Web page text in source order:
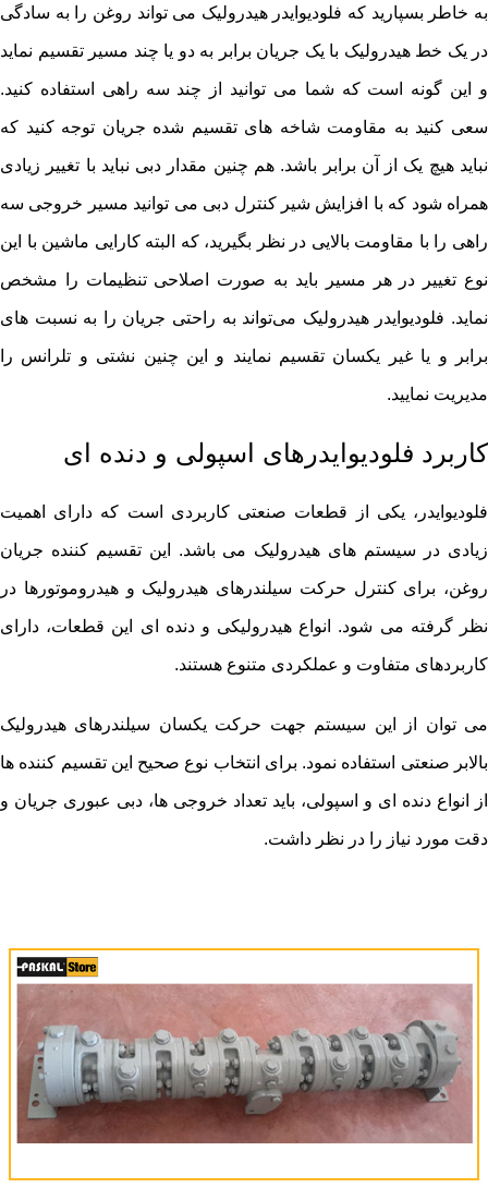
به خاطر بسپارید که فلودیوایدر هیدرولیک می تواند روغن را به سادگی
در یک خط هیدرولیک با یک جریان برابر به دو یا چند مسیر تقسیم نماید
و این گونه است که شما می توانید از چند سه راهی استفاده کنید.
سعی کنید به مقاومت شاخه های تقسیم شده جریان توجه کنید که
نباید هیچ یک از آن برابر باشد. هم چنین مقدار دبی نباید با تغییر زیادی
همراه شود که با افزایش شیر کنترل دبی می توانید مسیر خروجی سه
راهی را با مقاومت بالایی در نظر بگیرید، که البته کارایی ماشین با این
نوع تغییر در هر مسیر باید به صورت اصلاحی تنظیمات را مشخص
نماید. فلودیوایدر هیدرولیک می‌تواند به راحتی جریان را به نسبت های
برابر و یا غیر یکسان تقسیم نمایند و این چنین نشتی و تلرانس را
مدیریت نمایید.
کاربرد فلودیوایدرهای اسپولی و دنده ای
فلودیوایدر، یکی از قطعات صنعتی کاربردی است که دارای اهمیت
زیادی در سیستم های هیدرولیک می باشد. این تقسیم کننده جریان
روغن، برای کنترل حرکت سیلندرهای هیدرولیک و هیدروموتورها در
نظر گرفته می شود. انواع هیدرولیکی و دنده ای این قطعات، دارای
کاربردهای متفاوت و عملکردی متنوع هستند.
می توان از این سیستم جهت حرکت یکسان سیلندرهای هیدرولیک
بالابر صنعتی استفاده نمود. برای انتخاب نوع صحیح این تقسیم کننده ها
از انواع دنده ای و اسپولی، باید تعداد خروجی ها، دبی عبوری جریان و
دقت مورد نیاز را در نظر داشت.